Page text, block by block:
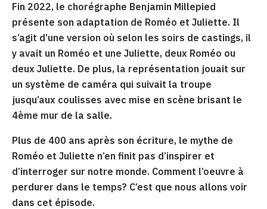
Fin 2022, le chorégraphe Benjamin Millepied
présente son adaptation de Roméo et Juliette. Il
s’agit d’une version où selon les soirs de castings, il
y avait un Roméo et une Juliette, deux Roméo ou
deux Juliette. De plus, la représentation jouait sur
un système de caméra qui suivait la troupe
jusqu’aux coulisses avec mise en scène brisant le
4ème mur de la salle.
Plus de 400 ans après son écriture, le mythe de
Roméo et Juliette n’en finit pas d’inspirer et
d’interroger sur notre monde. Comment l’oeuvre à
perdurer dans le temps? C’est que nous allons voir
dans cet épisode.